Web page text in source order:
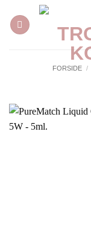
indhold
FORSIDE /